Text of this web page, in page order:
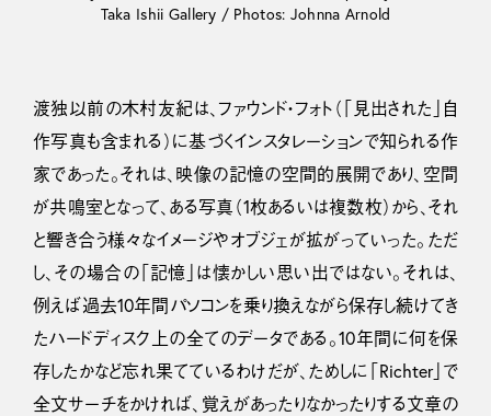
Taka Ishii Gallery / Photos: Johnna Arnold
渡独以前の木村友紀は、ファウンド・フォト（「見出された」自
作写真も含まれる）に基づくインスタレーションで知られる作
家であった。それは、映像の記憶の空間的展開であり、空間
が共鳴室となって、ある写真（1枚あるいは複数枚）から、それ
と響き合う様々なイメージやオブジェが拡がっていった。ただ
し、その場合の「記憶」は懐かしい思い出ではない。それは、
例えば過去10年間パソコンを乗り換えながら保存し続けてき
たハードディスク上の全てのデータである。10年間に何を保
存したかなど忘れ果てているわけだが、ためしに「Richter」で
全文サーチをかければ、覚えがあったりなかったりする文章の